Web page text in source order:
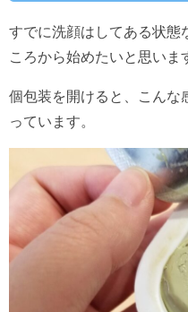
すでに洗顔はしてある状態
ころから始めたいと思いま
個包装を開けると、こんな
っています。